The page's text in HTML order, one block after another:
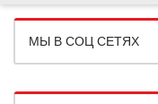
МЫ В СОЦ СЕТЯХ